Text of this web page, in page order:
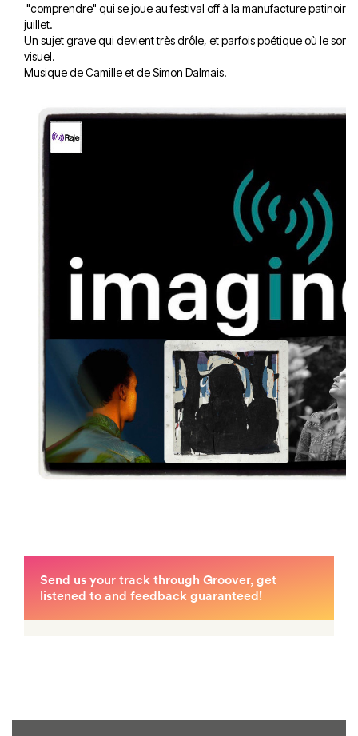
"comprendre" qui se joue au festival off à la manufacture patinoire
juillet.
Un sujet grave qui devient très drôle, et parfois poétique où le
visuel.
Musique de Camille et de Simon Dalmais.